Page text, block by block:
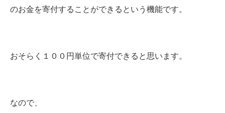
のお金を寄付することができるという機能です。
おそらく１００円単位で寄付できると思います。
なので、